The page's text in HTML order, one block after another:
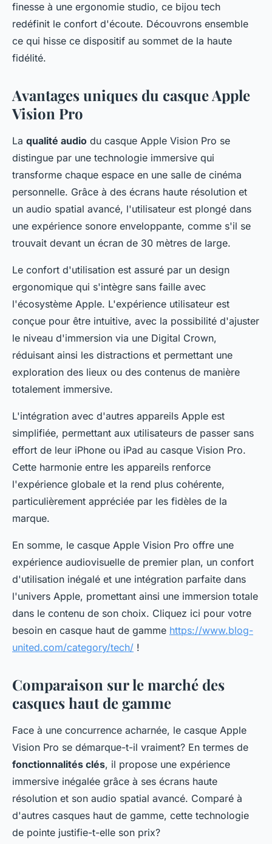
finesse à une ergonomie studio, ce bijou tech
redéfinit le confort d'écoute. Découvrons ensemble
ce qui hisse ce dispositif au sommet de la haute
fidélité.
Avantages uniques du casque Apple
Vision Pro
La qualité audio du casque Apple Vision Pro se
distingue par une technologie immersive qui
transforme chaque espace en une salle de cinéma
personnelle. Grâce à des écrans haute résolution et
un audio spatial avancé, l'utilisateur est plongé dans
une expérience sonore enveloppante, comme s'il se
trouvait devant un écran de 30 mètres de large.
Le confort d'utilisation est assuré par un design
ergonomique qui s'intègre sans faille avec
l'écosystème Apple. L'expérience utilisateur est
conçue pour être intuitive, avec la possibilité d'ajuster
le niveau d'immersion via une Digital Crown,
réduisant ainsi les distractions et permettant une
exploration des lieux ou des contenus de manière
totalement immersive.
L'intégration avec d'autres appareils Apple est
simplifiée, permettant aux utilisateurs de passer sans
effort de leur iPhone ou iPad au casque Vision Pro.
Cette harmonie entre les appareils renforce
l'expérience globale et la rend plus cohérente,
particulièrement appréciée par les fidèles de la
marque.
En somme, le casque Apple Vision Pro offre une
expérience audiovisuelle de premier plan, un confort
d'utilisation inégalé et une intégration parfaite dans
l'univers Apple, promettant ainsi une immersion totale
dans le contenu de son choix. Cliquez ici pour votre
besoin en casque haut de gamme https://www.blog-
united.com/category/tech/ !
Comparaison sur le marché des
casques haut de gamme
Face à une concurrence acharnée, le casque Apple
Vision Pro se démarque-t-il vraiment? En termes de
fonctionnalités clés, il propose une expérience
immersive inégalée grâce à ses écrans haute
résolution et son audio spatial avancé. Comparé à
d'autres casques haut de gamme, cette technologie
de pointe justifie-t-elle son prix?